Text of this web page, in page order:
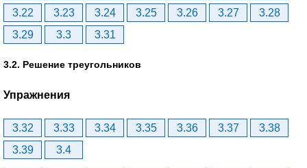
3.22
3.23 3.24 3.25 3.26 3.27
3.28
3.29
3.3 3.31
3.2. Решение треугольников
Упражнения
3.32 3.33 3.34 3.35 3.36 3.37
3.38
3.39
3.4